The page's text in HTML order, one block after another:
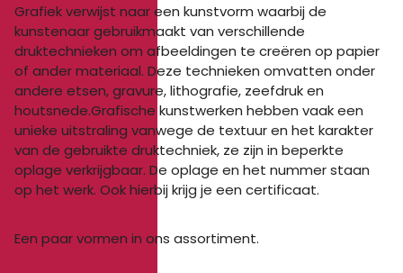
Grafiek verwijst naar een kunstvorm waarbij de
kunstenaar gebruikmaakt van verschillende
druktechnieken om afbeeldingen te creëren op papier
of ander materiaal. Deze technieken omvatten onder
andere etsen, gravure, lithografie, zeefdruk en
houtsnede.Grafische kunstwerken hebben vaak een
unieke uitstraling vanwege de textuur en het karakter
van de gebruikte druktechniek, ze zijn in beperkte
oplage verkrijgbaar. De oplage en het nummer staan
op het werk. Ook hierbij krijg je een certificaat.
Een paar vormen in ons assortiment.